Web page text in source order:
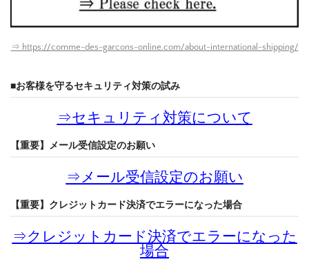
⇒ https://comme-des-garcons-online.com/about-international-shipping/
■お客様を守るセキュリティ対策の試み
⇒セキュリティ対策について
【重要】メール受信設定のお願い
⇒メール受信設定のお願い
【重要】クレジットカード決済でエラーになった場合
⇒クレジットカード決済でエラーになった
場合